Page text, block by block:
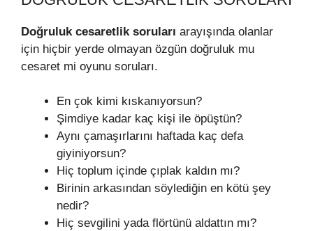
Doğruluk cesaretlik soruları arayışında olanlar
için hiçbir yerde olmayan özgün doğruluk mu
cesaret mi oyunu soruları.
En çok kimi kıskanıyorsun?
Şimdiye kadar kaç kişi ile öpüştün?
Aynı çamaşırlarını haftada kaç defa
giyiniyorsun?
Hiç toplum içinde çıplak kaldın mı?
Birinin arkasından söylediğin en kötü şey
nedir?
Hiç sevgilini yada flörtünü aldattın mı?